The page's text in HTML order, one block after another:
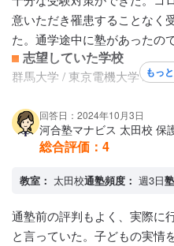
意いただき罹患することなく
た。通学途中に塾があったの
志望していた学校
群馬大学 / 東京電機大学 / 中央
もっ
回答日：2024年10月3日
河合塾マナビス 太田校 保
総合評価： 4
教室： 太田校通塾頻度： 週3日
通塾前の評判もよく、実際に
と言っていた。子どもの実情